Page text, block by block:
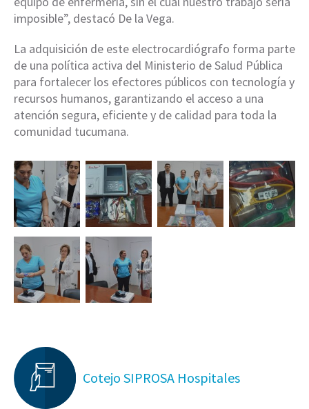
imposible”, destacó De la Vega.
La adquisición de este electrocardiógrafo forma parte
de una política activa del Ministerio de Salud Pública
para fortalecer los efectores públicos con tecnología y
recursos humanos, garantizando el acceso a una
atención segura, eficiente y de calidad para toda la
comunidad tucumana.
Cotejo SIPROSA Hospitales